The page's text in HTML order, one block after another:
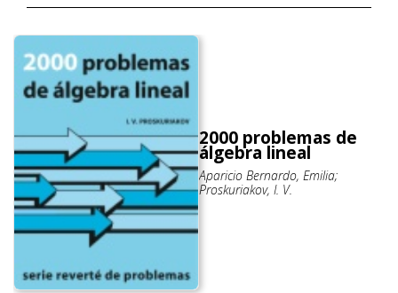
2000 problemas de
álgebra lineal
Aparicio Bernardo, Emilia;
Proskuriakov, I. V.